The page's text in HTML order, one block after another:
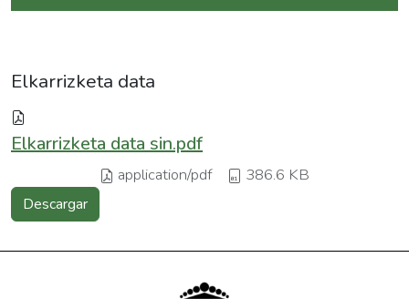
Elkarrizketa data
Elkarrizketa data sin.pdf
application/pdf 386.6 KB
Descargar